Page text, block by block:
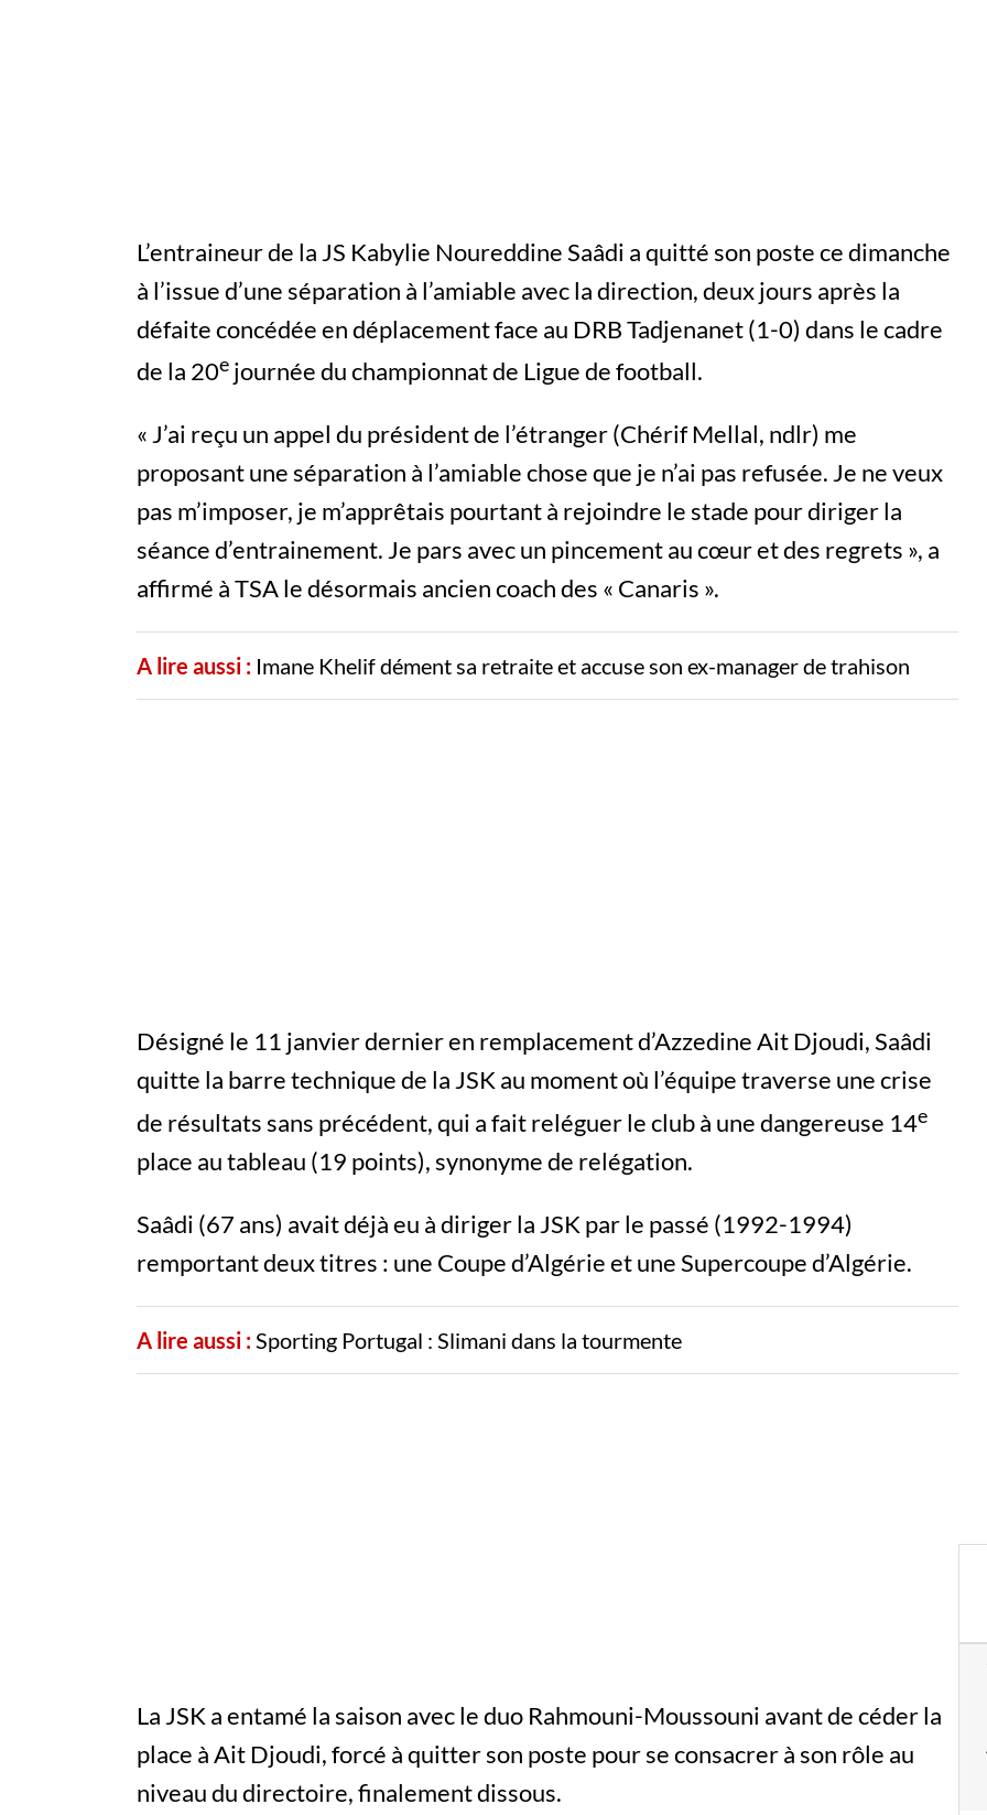
L’entraineur de la JS Kabylie Noureddine Saâdi a quitté son poste ce dimanche
à l’issue d’une séparation à l’amiable avec la direction, deux jours après la
défaite concédée en déplacement face au DRB Tadjenanet (1-0) dans le cadre
de la 20e journée du championnat de Ligue de football.
« J’ai reçu un appel du président de l’étranger (Chérif Mellal, ndlr) me
proposant une séparation à l’amiable chose que je n’ai pas refusée. Je ne veux
pas m’imposer, je m’apprêtais pourtant à rejoindre le stade pour diriger la
séance d’entrainement. Je pars avec un pincement au cœur et des regrets », a
affirmé à TSA le désormais ancien coach des « Canaris ».
A lire aussi : Imane Khelif dément sa retraite et accuse son ex-manager de trahison
Désigné le 11 janvier dernier en remplacement d’Azzedine Ait Djoudi, Saâdi
quitte la barre technique de la JSK au moment où l’équipe traverse une crise
de résultats sans précédent, qui a fait reléguer le club à une dangereuse 14e
place au tableau (19 points), synonyme de relégation.
Saâdi (67 ans) avait déjà eu à diriger la JSK par le passé (1992-1994)
remportant deux titres : une Coupe d’Algérie et une Supercoupe d’Algérie.
A lire aussi : Sporting Portugal : Slimani dans la tourmente
La JSK a entamé la saison avec le duo Rahmouni-Moussouni avant de céder la
place à Ait Djoudi, forcé à quitter son poste pour se consacrer à son rôle au
niveau du directoire, finalement dissous.